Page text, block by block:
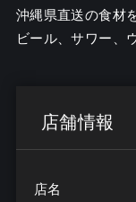
沖縄県直送の食材
ビール、サワー、
店舗情報
店名